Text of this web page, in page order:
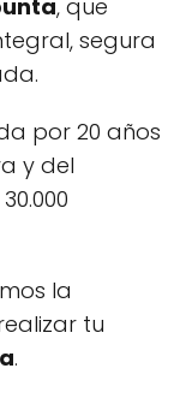
, que
segura
por 20 años
y del
la
tu
.